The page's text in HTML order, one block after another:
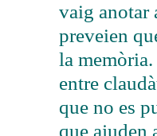
vaig anotar
preveien
la
entre
que no es
que ajuden